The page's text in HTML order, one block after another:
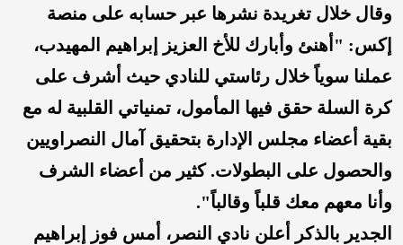
وقال خلال تغريدة نشرها عبر حسابه على منصة
إكس: "أهنئ وأبارك للأخ العزيز إبراهيم المهيدب،
عملنا سوياً خلال رئاستي للنادي حيث أشرف على
كرة السلة حقق فيها المأمول، تمنياتي القلبية له مع
بقية أعضاء مجلس الإدارة بتحقيق آمال النصراويين
والحصول على البطولات. كثير من أعضاء الشرف
وأنا معهم معك قلباً وقالباً".
الجدير بالذكر أعلن نادي النصر، أمس فوز إبراهيم